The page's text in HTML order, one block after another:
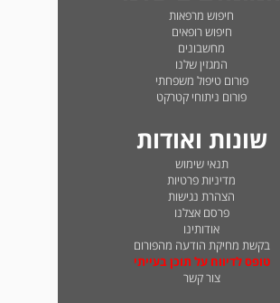
חיפוש מרפאות
חיפוש רופאים
מחשבונים
המגזין שלנו
פורום טיפול משפחתי
פורום ניתוחי קטרקט
שונות ואודות
תנאי שימוש
מדיניות פרטיות
הצהרת נגישות
פרסם אצלנו
אודותינו
בקשת מחיקת הודעה מהפורום
טופס לדיווח על תוכן בעייתי
צור קשר